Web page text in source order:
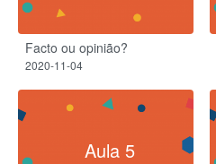
Facto ou opinião?
2020-11-04
Aula 5